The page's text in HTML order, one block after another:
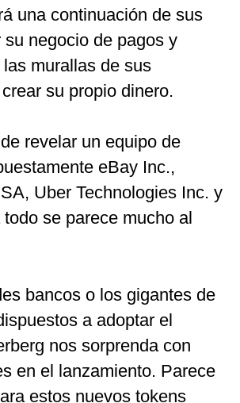
una continuación de sus
negocio de pagos y
murallas de sus
su propio dinero.
revelar un equipo de
eBay Inc.,
Uber Technologies Inc. y
se parece mucho al
bancos o los gigantes de
a adoptar el
nos sorprenda con
en el lanzamiento. Parece
estos nuevos tokens